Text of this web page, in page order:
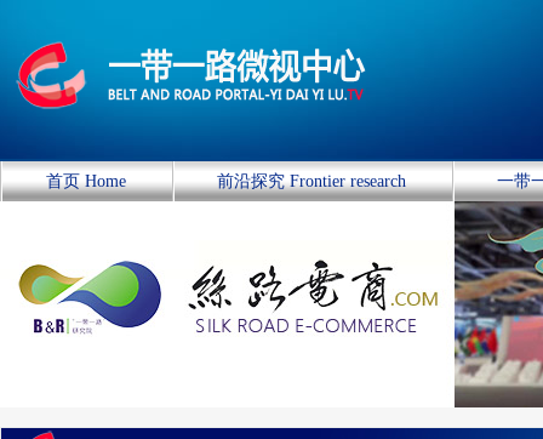
首页 Home 前沿探究 Frontier research 一带